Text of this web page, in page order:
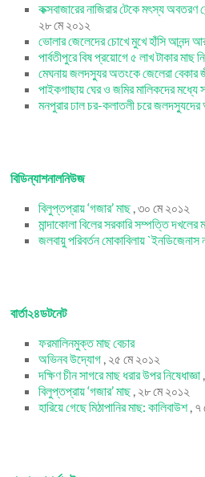
কক্সবাজারের নাজিরার টেকে মৎস্য অবতরণ
২৮ মে ২০১২
ভোলার জেলেদের চোখে মুখে হাঁসি আনন্দ
পার্বতীপুরে বিষ প্রয়োগে ৫ লাখ টাকার মাছ
মেঘনায় জলদস্যুর অতংকে জেলেরা বেকার
পাইকগাছায় ঘের ও জমির মালিকদের মধ্যে
মনপুরার ঢাল চর-কলাতলী চরে
বিডিন্যাশনালনিউজ
বিলুপ্তপ্রায় ‘গজার’ মাছ, ৩০ মে ২০১২
মান্দাকোলা বিলের সরকারি সম্পত্তি
জলবায়ু পরিবর্তন মোকাবিলায়
বার্তা২৪ডটনেট
ফরমালিনমুক্ত মাছ বেচার
অভিনব উদ্যোগ , ২৫ মে ২০১২
দক্ষিণ চীন সাগরে মাছ ধরার উপর নিষেধাজ্ঞা
বিলুপ্তপ্রায় ‘গজার’ মাছ, ২৮ মে ২০১২
হারিয়ে গেছে মিঠাপানির মাছ: কালিবাউশ, ৭